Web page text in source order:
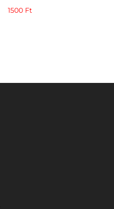
1500 Ft